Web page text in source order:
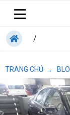
/
TRANG CHỦ →